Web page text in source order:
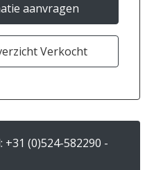
aanvragen
Verkocht
+31 (0)524-582290 -